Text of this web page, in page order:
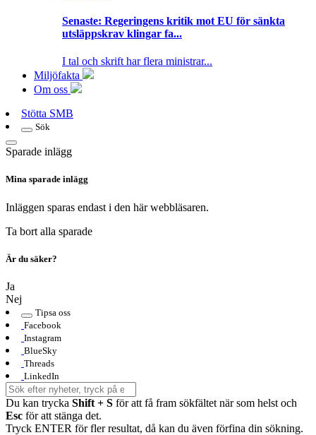
Senaste: Regeringens kritik mot EU för sänkta
utsläppskrav klingar fa...
I tal och skrift har flera ministrar...
Miljöfakta
Om oss
Stötta SMB
Sök
Sparade inlägg
Mina sparade inlägg
Inläggen sparas endast i den här webbläsaren.
Ta bort alla sparade
Är du säker?
Ja
Nej
Tipsa oss
Facebook
Instagram
BlueSky
Threads
LinkedIn
Du kan trycka Shift + S för att få fram sökfältet när som helst och
Esc för att stänga det.
Tryck ENTER för fler resultat, då kan du även förfina din sökning.